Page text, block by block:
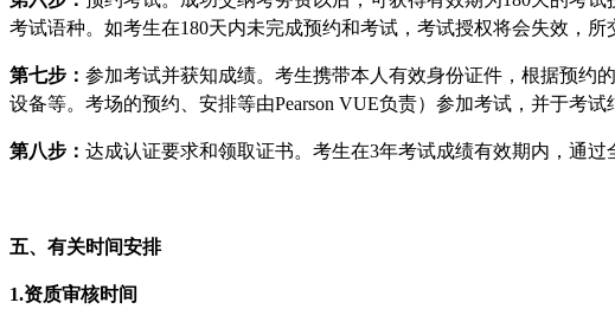
考试语种。如考生在180天内未完成预约和考试，考试授权将会失效，
第七步： 参加考试并获知成绩。考生携带本人有效身份证件，根据预约
设备等。考场的预约、安排等由Pearson VUE负责）参加考试，并于考
第八步： 达成认证要求和领取证书。考生在3年考试成绩有效期内，通
五、有关时间安排
1.资质审核时间